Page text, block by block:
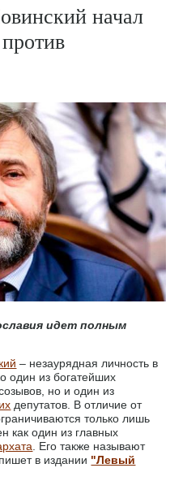
начал
идет полным
‒ незаурядная личность в
один из богатейших
но и один из
депутатов. В отличие от
только лишь
как один из главных
. Его также называют
в издании "Левый